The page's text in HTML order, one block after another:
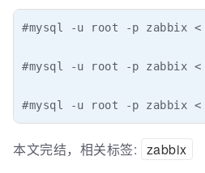
#mysql -u root -p zabbix <
#mysql -u root -p zabbix
#mysql -u root -p zabbix
本文完结，相关标签: zabbix